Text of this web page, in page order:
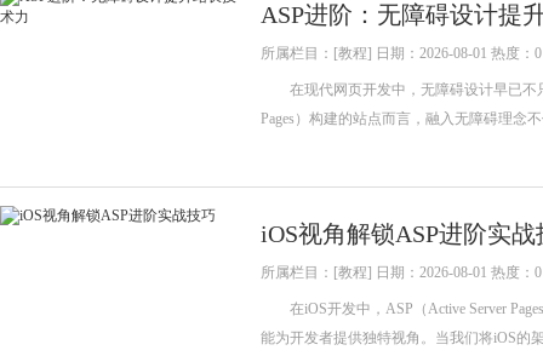
ASP进阶：无障碍设计提
所属栏目：[教程] 日期：2026-08-01 热度：0
在现代网页开发中，无障碍设计早已不
Pages）构建的站点而言，融入无障碍理念
iOS视角解锁ASP进阶实战
所属栏目：[教程] 日期：2026-08-01 热度：0
在iOS开发中，ASP（Active Server
能为开发者提供独特视角。当我们将iOS的